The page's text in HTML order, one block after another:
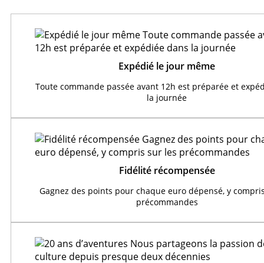
Expédié le jour même
Toute commande passée avant 12h est préparée et
la journée
Fidélité récompensée
Gagnez des points pour chaque euro dépensé, y
précommandes